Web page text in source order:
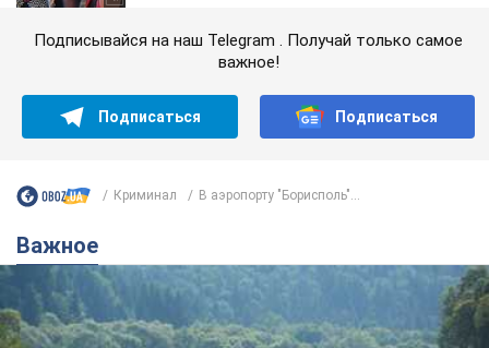
Подписывайся на наш Telegram . Получай только самое
важное!
Подписаться Подписаться
Криминал В аэропорту "Борисполь"...
Важное